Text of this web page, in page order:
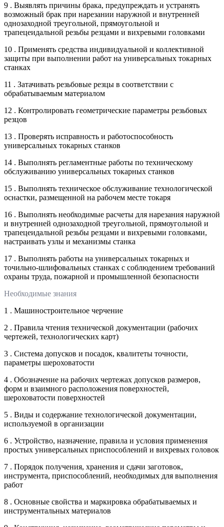
9 . Выявлять причины брака, предупреждать и устранять
возможный брак при нарезании наружной и внутренней
однозаходной треугольной, прямоугольной и
трапецеидальной резьбы резцами и вихревыми головками
10 . Применять средства индивидуальной и коллективной
защиты при выполнении работ на универсальных токарных
станках
11 . Затачивать резьбовые резцы в соответствии с
обрабатываемым материалом
12 . Контролировать геометрические параметры резьбовых
резцов
13 . Проверять исправность и работоспособность
универсальных токарных станков
14 . Выполнять регламентные работы по техническому
обслуживанию универсальных токарных станков
15 . Выполнять техническое обслуживание технологической
оснастки, размещенной на рабочем месте токаря
16 . Выполнять необходимые расчеты для нарезания наружной
и внутренней однозаходной треугольной, прямоугольной и
трапецеидальной резьбы резцами и вихревыми головками,
настраивать узлы и механизмы станка
17 . Выполнять работы на универсальных токарных и
точильно-шлифовальных станках с соблюдением требований
охраны труда, пожарной и промышленной безопасности
Необходимые знания
1 . Машиностроительное черчение
2 . Правила чтения технической документации (рабочих
чертежей, технологических карт)
3 . Система допусков и посадок, квалитеты точности,
параметры шероховатости
4 . Обозначение на рабочих чертежах допусков размеров,
форм и взаимного расположения поверхностей,
шероховатости поверхностей
5 . Виды и содержание технологической документации,
используемой в организации
6 . Устройство, назначение, правила и условия применения
простых универсальных приспособлений и вихревых головок
7 . Порядок получения, хранения и сдачи заготовок,
инструмента, приспособлений, необходимых для выполнения
работ
8 . Основные свойства и маркировка обрабатываемых и
инструментальных материалов